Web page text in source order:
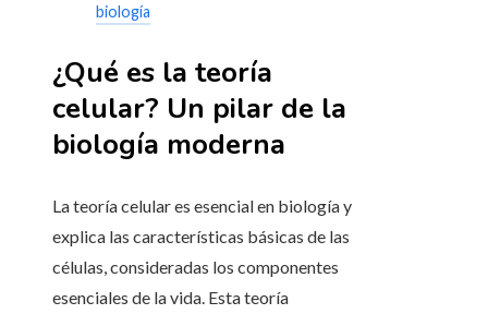
biología
¿Qué es la teoría
celular? Un pilar de la
biología moderna
La teoría celular es esencial en biología y
explica las características básicas de las
células, consideradas los componentes
esenciales de la vida. Esta teoría